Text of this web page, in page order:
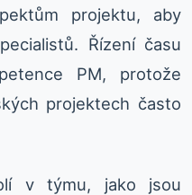
projektu, aby
Řízení času
PM, protože
projektech často
v týmu, jako jsou